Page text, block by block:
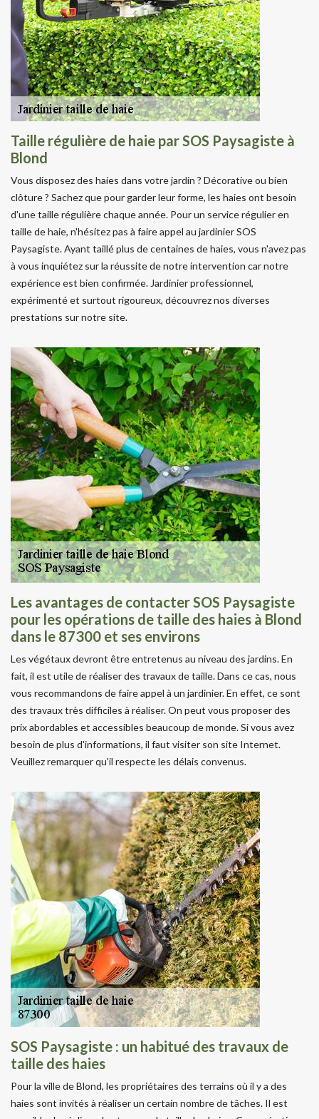
Taille régulière de haie par SOS Paysagiste à
Blond
Vous disposez des haies dans votre jardin ? Décorative ou bien
clôture ? Sachez que pour garder leur forme, les haies ont besoin
d'une taille régulière chaque année. Pour un service régulier en
taille de haie, n'hésitez pas à faire appel au jardinier SOS
Paysagiste. Ayant taillé plus de centaines de haies, vous n'avez pas
à vous inquiétez sur la réussite de notre intervention car notre
expérience est bien confirmée. Jardinier professionnel,
expérimenté et surtout rigoureux, découvrez nos diverses
prestations sur notre site.
Les avantages de contacter SOS Paysagiste
pour les opérations de taille des haies à Blond
dans le 87300 et ses environs
Les végétaux devront être entretenus au niveau des jardins. En
fait, il est utile de réaliser des travaux de taille. Dans ce cas, nous
vous recommandons de faire appel à un jardinier. En effet, ce sont
des travaux très difficiles à réaliser. On peut vous proposer des
prix abordables et accessibles beaucoup de monde. Si vous avez
besoin de plus d'informations, il faut visiter son site Internet.
Veuillez remarquer qu'il respecte les délais convenus.
SOS Paysagiste : un habitué des travaux de
taille des haies
Pour la ville de Blond, les propriétaires des terrains où il y a des
haies sont invités à réaliser un certain nombre de tâches. Il est